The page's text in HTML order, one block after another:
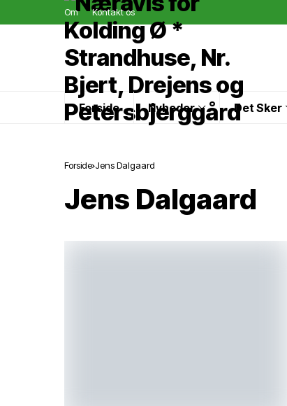
Om Kontakt os
Forside Nyheder Det Sker
Forside Jens Dalgaard
Jens Dalgaard